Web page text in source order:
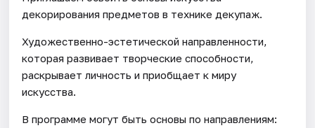
декорирования предметов в технике декупаж.
Художественно-эстетической направленности,
которая развивает творческие способности,
раскрывает личность и приобщает к миру
искусства.
В программе могут быть основы по направлениям: